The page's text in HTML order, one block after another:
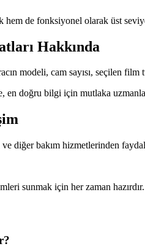
hem de fonksiyonel olarak üst
Hakkında
modeli, cam sayısı, seçilen
en doğru bilgi için mutlaka
diğer bakım hizmetlerinden
sunmak için her zaman hazırdır.